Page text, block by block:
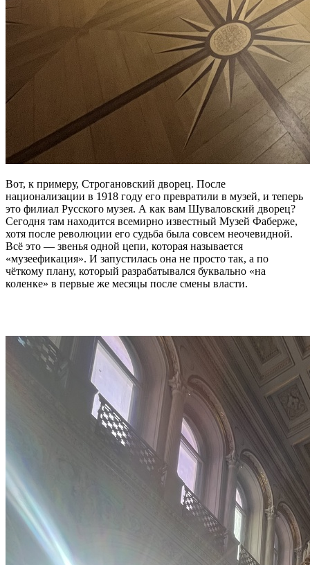
Вот, к примеру, Строгановский дворец. После
национализации в 1918 году его превратили в музей, и теперь
это филиал Русского музея. А как вам Шуваловский дворец?
Сегодня там находится всемирно известный Музей Фаберже,
хотя после революции его судьба была совсем неочевидной.
Всё это — звенья одной цепи, которая называется
«музеефикация». И запустилась она не просто так, а по
чёткому плану, который разрабатывался буквально «на
коленке» в первые же месяцы после смены власти.